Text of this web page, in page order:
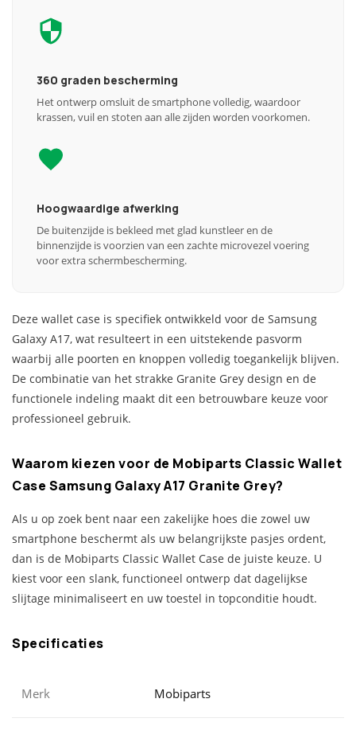
360 graden bescherming
Het ontwerp omsluit de smartphone volledig, waardoor
krassen, vuil en stoten aan alle zijden worden voorkomen.
Hoogwaardige afwerking
De buitenzijde is bekleed met glad kunstleer en de
binnenzijde is voorzien van een zachte microvezel voering
voor extra schermbescherming.
Deze wallet case is specifiek ontwikkeld voor de Samsung
Galaxy A17, wat resulteert in een uitstekende pasvorm
waarbij alle poorten en knoppen volledig toegankelijk blijven.
De combinatie van het strakke Granite Grey design en de
functionele indeling maakt dit een betrouwbare keuze voor
professioneel gebruik.
Waarom kiezen voor de Mobiparts Classic Wallet
Case Samsung Galaxy A17 Granite Grey?
Als u op zoek bent naar een zakelijke hoes die zowel uw
smartphone beschermt als uw belangrijkste pasjes ordent,
dan is de Mobiparts Classic Wallet Case de juiste keuze. U
kiest voor een slank, functioneel ontwerp dat dagelijkse
slijtage minimaliseert en uw toestel in topconditie houdt.
Specificaties
Merk Mobiparts